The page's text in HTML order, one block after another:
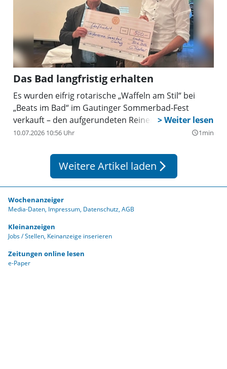
Das Bad langfristig erhalten
Es wurden eifrig rotarische „Waffeln am Stil“ bei
„Beats im Bad“ im Gautinger Sommerbad-Fest
verkauft – den aufgerundeten Reinerlös von 500
Euro haben die Rotarier wie angekündigt an den
10.07.2026 10:56 Uhr query_builder1min
Weitere Artikel laden arrow_forward_ios
Wochenanzeiger
Media-Daten Impressum Datenschutz AGB
Kleinanzeigen
Jobs / Stellen Keinanzeige inserieren
Zeitungen online lesen
e-Paper